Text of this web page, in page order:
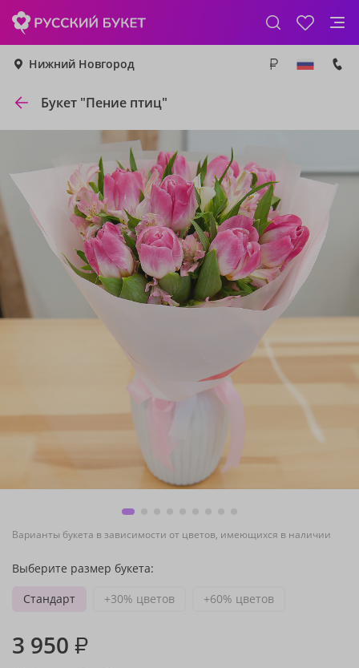
Нижний Новгород
Букет "Пение птиц"
Варианты букета в зависимости от цветов, имеющихся в наличии
Выберите размер букета:
Стандарт
+30% цветов +60% цветов
3 950 ₽